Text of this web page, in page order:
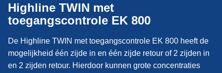
Highline TWIN met
toegangscontrole EK 800
De Highline TWIN met toegangscontrole EK 800 heeft de
mogelijkheid één zijde in en één zijde retour of 2 zijden in
en 2 zijden retour. Hierdoor kunnen grote concentraties